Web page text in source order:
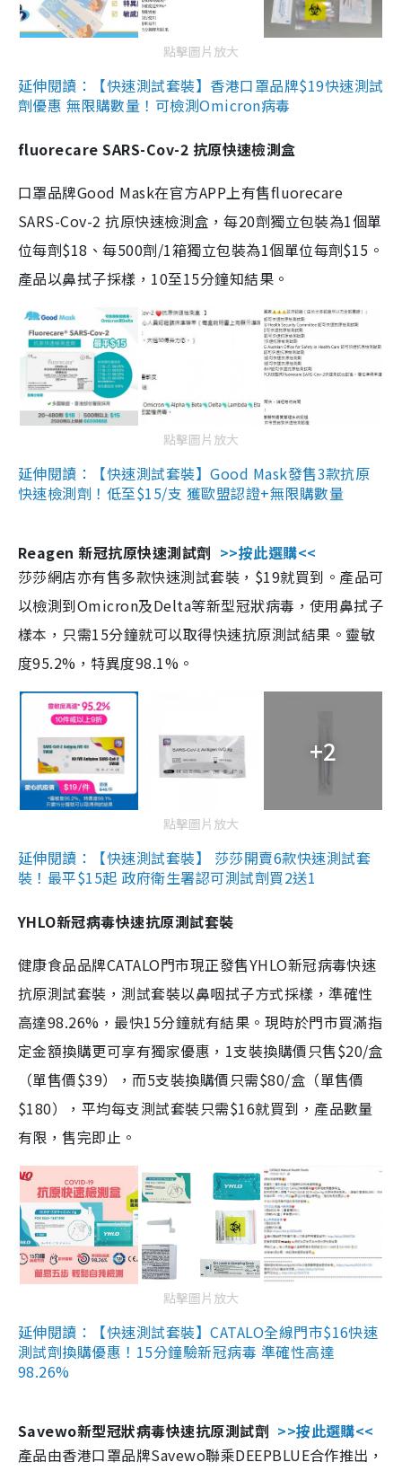
點擊圖片放大
延伸閱讀：【快速測試套裝】香港口罩品牌$19快速測試
劑優惠 無限購數量！可檢測Omicron病毒
fluorecare SARS-Cov-2 抗原快速檢測盒
口罩品牌Good Mask在官方APP上有售fluorecare
SARS-Cov-2 抗原快速檢測盒，每20劑獨立包裝為1個單
位每劑$18、每500劑/1箱獨立包裝為1個單位每劑$15。
產品以鼻拭子採樣，10至15分鐘知結果。
點擊圖片放大
延伸閱讀：【快速測試套裝】Good Mask發售3款抗原
快速檢測劑！低至$15/支 獲歐盟認證+無限購數量
Reagen 新冠抗原快速測試劑 >>按此選購<<
莎莎網店亦有售多款快速測試套裝，$19就買到。產品可
以檢測到Omicron及Delta等新型冠狀病毒，使用鼻拭子
樣本，只需15分鐘就可以取得快速抗原測試結果。靈敏
度95.2%，特異度98.1%。
+2
點擊圖片放大
延伸閱讀：【快速測試套裝】 莎莎開賣6款快速測試套
裝！最平$15起 政府衛生署認可測試劑買2送1
YHLO新冠病毒快速抗原測試套裝
健康食品品牌CATALO門市現正發售YHLO新冠病毒快速
抗原測試套裝，測試套裝以鼻咽拭子方式採樣，準確性
高達98.26%，最快15分鐘就有結果。現時於門市買滿指
定金額換購更可享有獨家優惠，1支裝換購價只售$20/盒
（單售價$39），而5支裝換購價只需$80/盒（單售價
$180），平均每支測試套裝只需$16就買到，產品數量
有限，售完即止。
點擊圖片放大
延伸閱讀：【快速測試套裝】CATALO全線門市$16快速
測試劑換購優惠！15分鐘驗新冠病毒 準確性高達
98.26%
Savewo新型冠狀病毒快速抗原測試劑 >>按此選購<<
產品由香港口罩品牌Savewo聯乘DEEPBLUE合作推出，